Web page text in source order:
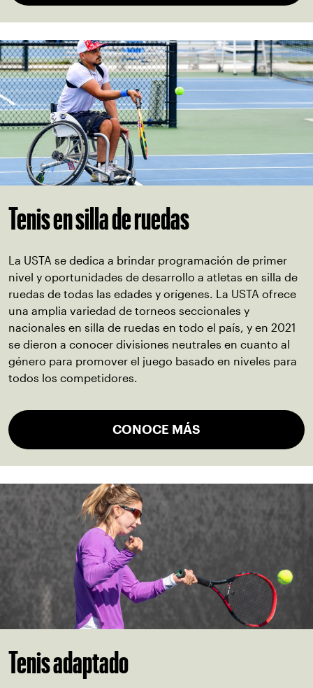
Tenis en silla de ruedas
La USTA se dedica a brindar programación de primer
nivel y oportunidades de desarrollo a atletas en silla de
ruedas de todas las edades y orígenes. La USTA ofrece
una amplia variedad de torneos seccionales y
nacionales en silla de ruedas en todo el país, y en 2021
se dieron a conocer divisiones neutrales en cuanto al
género para promover el juego basado en niveles para
todos los competidores.
CONOCE MÁS
Tenis adaptado